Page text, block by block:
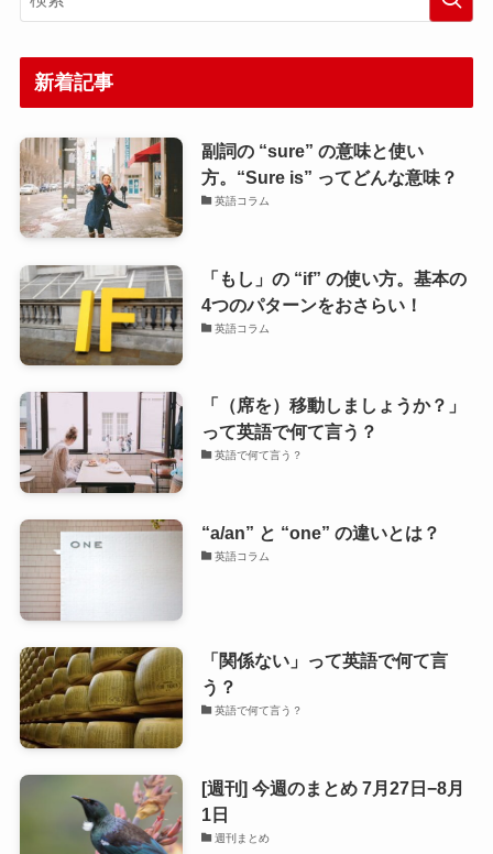
新着記事
副詞の “sure” の意味と使い
方。“Sure is” ってどんな意味？
英語コラム
「もし」の “if” の使い方。基本の
4つのパターンをおさらい！
英語コラム
「（席を）移動しましょうか？」
って英語で何て言う？
英語で何て言う？
“a/an” と “one” の違いとは？
英語コラム
「関係ない」って英語で何て言
う？
英語で何て言う？
[週刊] 今週のまとめ 7月27日−8月
1日
週刊まとめ